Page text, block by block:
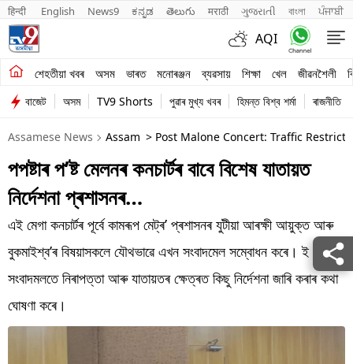
हिन्दी English News9 ಕನ್ನಡ తెలుగు मराठी ગુજરાતી বাংলা ਪੰਜਾਬੀ
AQI
শেহতীয়া খবৰ অসম ভাৰত মনোৰঞ্জন ব্যৱসায় শিক্ষা খেল জীৱনশৈলী
শেহতীয়া খবৰ
অসম
ভাৰত
মনোৰঞ্জন
শিক্ষা
খেল
জীৱনশৈলী
বাজেট অসম TV9 Shorts পুৱাৰ মুখ্য খবৰ হিমন্ত বিশ্ব শৰ্মা ৰাজনীতি
Assamese News Assam > Post Malone Concert: Traffic
পপষ্টাৰ প’ষ্ট মেলনৰ কনচাৰ্টৰ বাবে বিশেষ যাতায়ত
নিৰ্দেশনা প্ৰশাসনৰ…
এই মেগা কনচাৰ্টৰ পূৰ্বে কামৰূপ মেট্ৰ’ প্ৰশাসনৰ যুটীয়া আৰক্ষী আয়ুক্ত আৰু
বুকমাইশ্ব’ৰ বিষয়াসকলে যৌথভাৱে এখন সংবাদমেল সম্বোধন কৰে। ই
সংবাদমলতে নিৰাপত্তা আৰু যাতায়তৰ ক্ষেত্ৰত কিছু নিৰ্দেশনা জাৰি কৰাৰ কথা
ঘোষণা কৰে।